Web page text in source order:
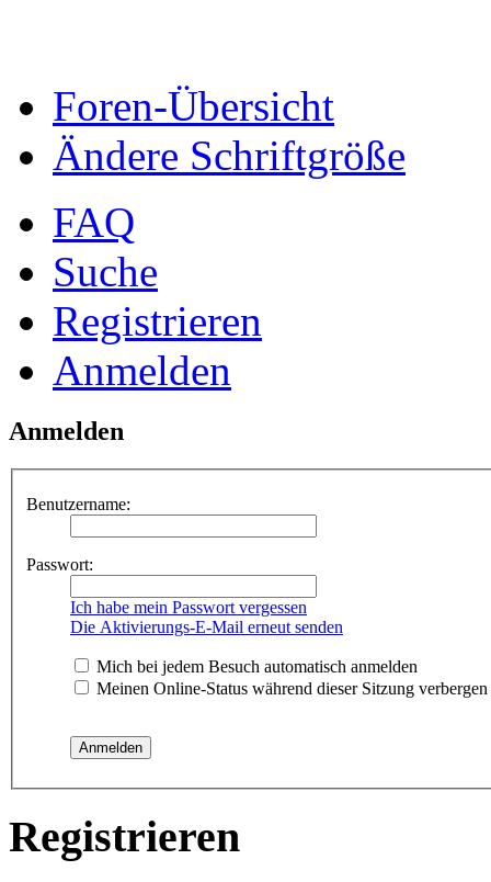
Foren-Übersicht
Ändere Schriftgröße
FAQ
Suche
Registrieren
Anmelden
Anmelden
Benutzername:
Passwort:
Ich habe mein Passwort vergessen
Die Aktivierungs-E-Mail erneut senden
Mich bei jedem Besuch automatisch anmelden
Meinen Online-Status während dieser Sitzung verbergen
Registrieren